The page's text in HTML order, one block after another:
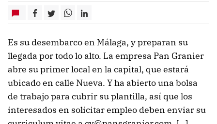
Es su desembarco en Málaga, y preparan su
llegada por todo lo alto. La empresa Pan Granier
abre su primer local en la capital, que estará
ubicado en calle Nueva. Y ha abierto una bolsa
de trabajo para cubrir su plantilla, así que los
interesados en solicitar empleo deben enviar su